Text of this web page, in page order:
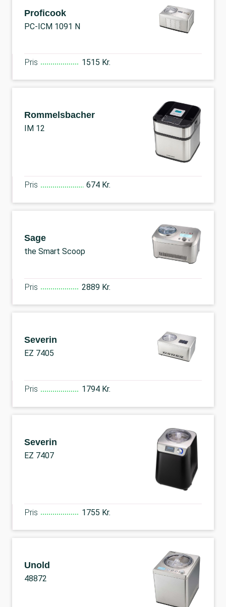
Proficook
PC-ICM 1091 N
Pris 1515 Kr.
Rommelsbacher
IM 12
Pris 674 Kr.
Sage
the Smart Scoop
Pris 2889 Kr.
Severin
EZ 7405
Pris 1794 Kr.
Severin
EZ 7407
Pris 1755 Kr.
Unold
48872